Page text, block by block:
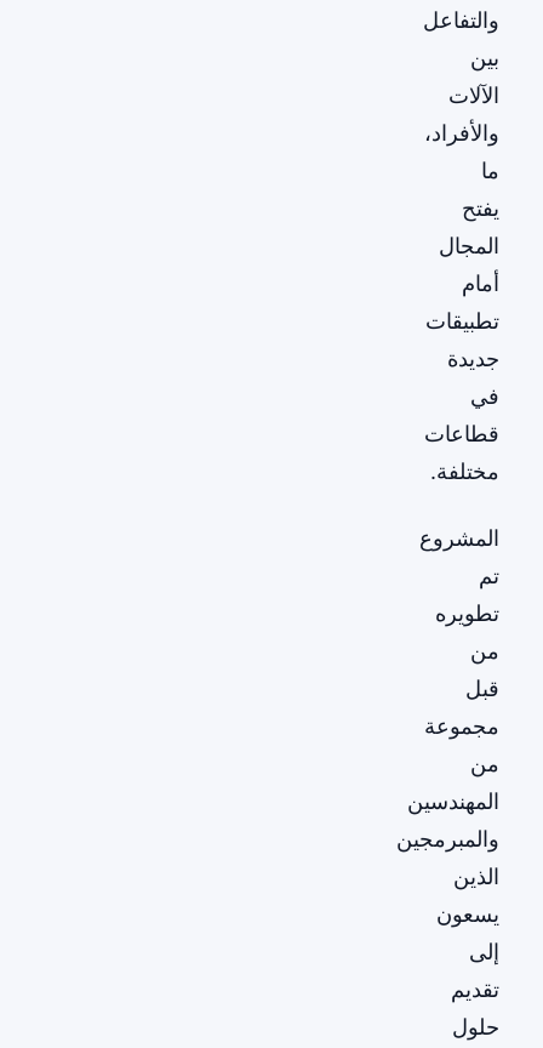
والتفاعل
بين
الآلات
والأفراد،
ما
يفتح
المجال
أمام
تطبيقات
جديدة
في
قطاعات
مختلفة.
المشروع
تم
تطويره
من
قبل
مجموعة
من
المهندسين
والمبرمجين
الذين
يسعون
إلى
تقديم
حلول